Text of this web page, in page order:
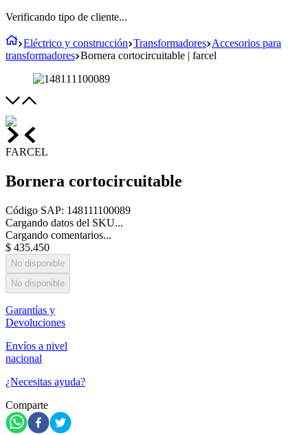
Verificando tipo de cliente...
Eléctrico y construcción Transformadores Accesorios para
transformadores Bornera cortocircuitable | farcel
FARCEL
Bornera cortocircuitable
Código SAP: 148111100089
Cargando datos del SKU...
Cargando comentarios...
$ 435.450
No disponible
No disponible
Garantías y
Devoluciones
Envíos a nivel
nacional
¿Necesitas ayuda?
Comparte